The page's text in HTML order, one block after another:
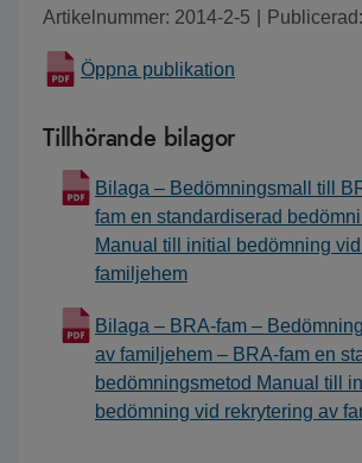
Artikelnummer: 2014-2-5
Öppna publikation
Tillhörande bilagor
Bilaga – Bedömningsmall till
fam en standardiserad
Manual till initial bedömning
familjehem
Bilaga – BRA-fam –
av familjehem – BRA-fam en
bedömningsmetod Manual till
bedömning vid rekrytering av